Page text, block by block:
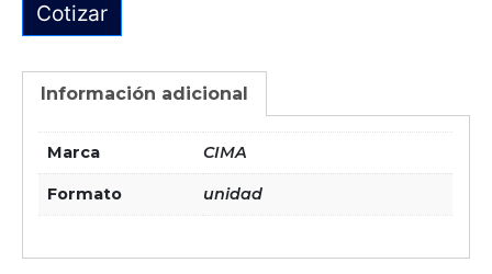
Cotizar
Información adicional
Marca CIMA
Formato unidad